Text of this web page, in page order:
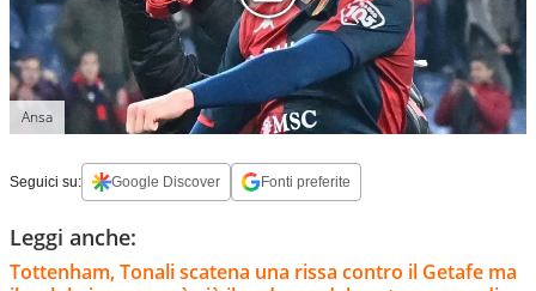
Ansa
Seguici su: Google Discover Fonti preferite
Leggi anche:
Tottenham, Tonali scatena una rissa contro il Getafe ma